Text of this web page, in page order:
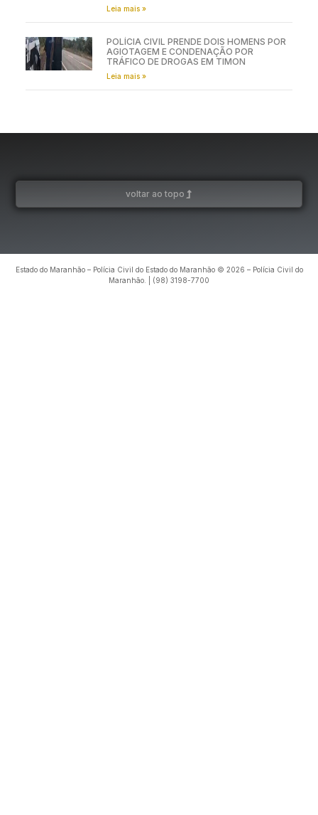
Leia mais »
POLÍCIA CIVIL PRENDE DOIS HOMENS POR
AGIOTAGEM E CONDENAÇÃO POR
TRÁFICO DE DROGAS EM TIMON
Leia mais »
voltar ao topo